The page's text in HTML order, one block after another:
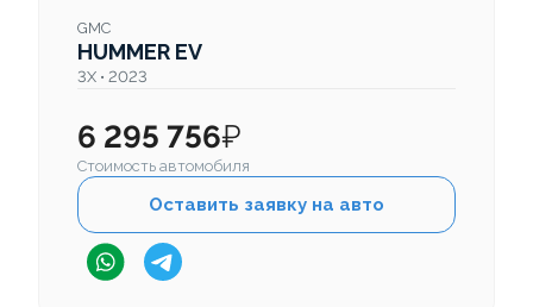
GMC
HUMMER EV
3X • 2023
6 295 756₽
Стоимость автомобиля
Оставить заявку на авто